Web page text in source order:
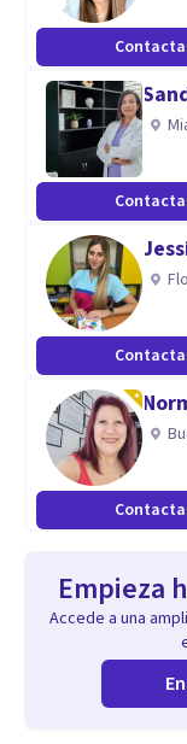
Por lo cual el
manera rápida y
Empieza
Accede a una